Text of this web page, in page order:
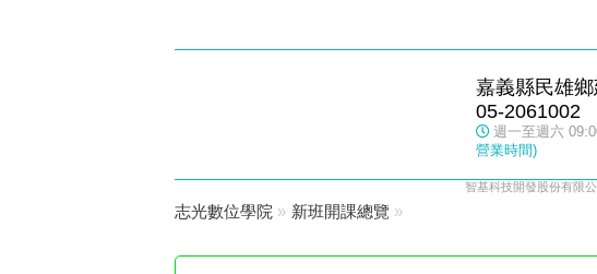
嘉義縣民雄
05-2061002
週一至週六
營業時間)
智基科技開發股份有限
志光數位學院 » 新班開課總覽 »